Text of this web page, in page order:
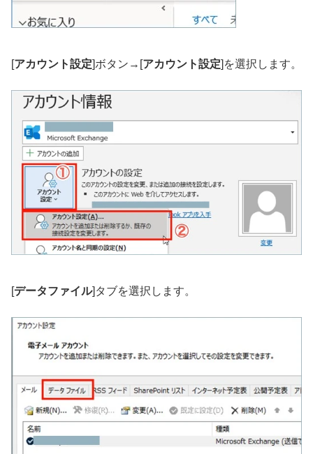
[アカウント設定]ボタン→[アカウント設定]を選択します。
[データファイル]タブを選択します。